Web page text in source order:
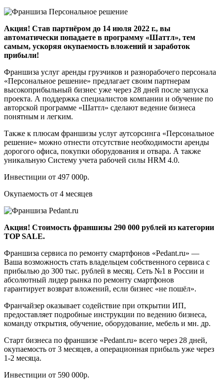
Акция! Став партнёром до 14 июля 2022 г., вы
автоматически попадаете в программу «Шаттл», тем
самым, ускоряя окупаемость вложений и заработок
прибыли!
Франшиза услуг аренды грузчиков и разнорабочего персонала
«Персональное решение» предлагает своим партнерам
высокоприбыльный бизнес уже через 28 дней после запуска
проекта. А поддержка специалистов компании и обучение по
авторской программе «Шаттл» сделают ведение бизнеса
понятным и легким.
Также к плюсам франшизы услуг аутсорсинга «Персональное
решение» можно отнести отсутствие необходимости аренды
дорогого офиса, покупки оборудования и отвара. А также
уникальную Систему учета рабочей силы HRM 4.0.
Инвестиции от 497 000р.
Окупаемость от 4 месяцев
Акция! Стоимость франшизы 290 000 рублей из категории
TOP SALE.
Франшиза сервиса по ремонту смартфонов «Pedant.ru» —
Ваша возможность стать владельцем собственного сервиса с
прибылью до 300 тыс. рублей в месяц. Сеть №1 в России и
абсолютный лидер рынка по ремонту смартфонов
гарантирует возврат вложений, если бизнес «не пошёл».
Франчайзер оказывает содействие при открытии ИП,
предоставляет подробные инструкции по ведению бизнеса,
команду открытия, обучение, оборудование, мебель и мн. др.
Старт бизнеса по франшизе «Pedant.ru» всего через 28 дней,
окупаемость от 3 месяцев, а операционная прибыль уже через
1-2 месяца.
Инвестиции от 590 000р.